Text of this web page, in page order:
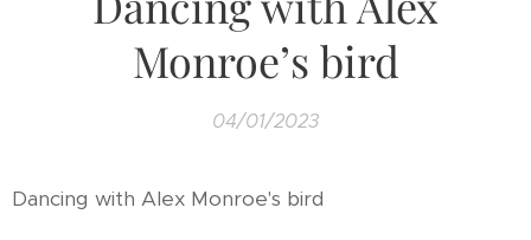
Monroe’s bird
04/01/2023
Dancing with Alex Monroe's bird